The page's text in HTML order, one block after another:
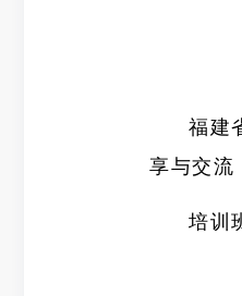
福建
享与交流
培训